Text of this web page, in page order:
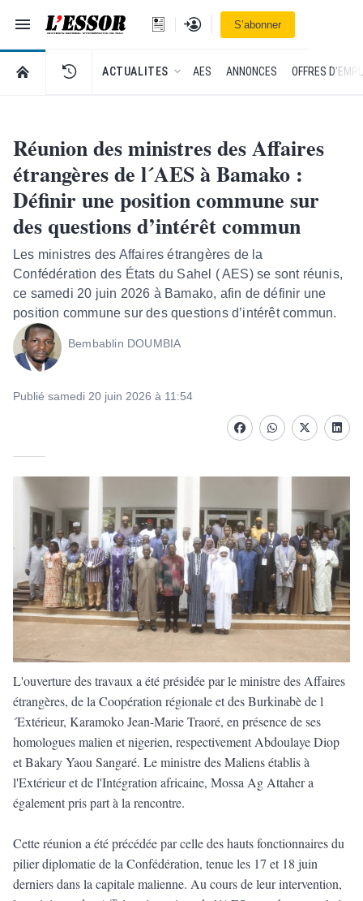
Navigation
L'Essor - retour à la une
Se connecterS’abonner
RETOUR À LA PAGE D’ACCUEIL DE L'ESSOR
ACTUALITES AES ANNONCES OFFRES
Réunion des ministres des Affaires
étrangères de l´AES à Bamako :
Définir une position commune sur
des questions d’intérêt commun
Les ministres des Affaires étrangères de la
Confédération des États du Sahel ( AES) se sont réunis,
ce samedi 20 juin 2026 à Bamako, afin de définir une
position commune sur des questions d’intérêt commun.
Bembablin DOUMBIA
Publié samedi 20 juin 2026 à 11:54
FacebookwhatsappTwitter
L'ouverture des travaux a été présidée par le ministre des Affaires
étrangères, de la Coopération régionale et des Burkinabè de l
´Extérieur, Karamoko Jean-Marie Traoré, en présence de ses
homologues malien et nigerien, respectivement Abdoulaye Diop
et Bakary Yaou Sangaré. Le ministre des Maliens établis à
l'Extérieur et de l'Intégration africaine, Mossa Ag Attaher a
également pris part à la rencontre.
Cette réunion a été précédée par celle des hauts fonctionnaires du
pilier diplomatie de la Confédération, tenue les 17 et 18 juin
derniers dans la capitale malienne. Au cours de leur intervention,